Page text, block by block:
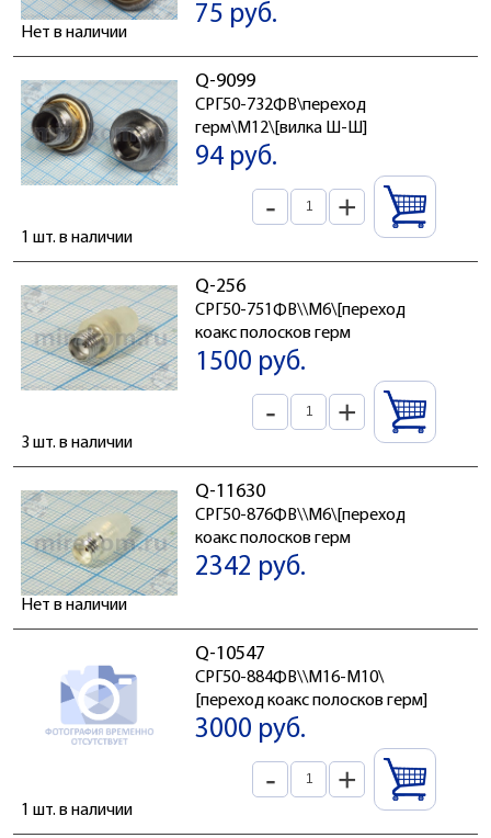
75 руб.
Нет в наличии
Q-9099
СРГ50-732ФВ\переход
герм\М12\[вилка Ш-Ш]
94 руб.
- +
1 шт. в наличии
Q-256
СРГ50-751ФВ\\М6\[переход
коакс полосков герм
1500 руб.
- +
3 шт. в наличии
Q-11630
СРГ50-876ФВ\\M6\[переход
коакс полосков герм
2342 руб.
Нет в наличии
Q-10547
СРГ50-884ФВ\\М16-М10\
[переход коакс полосков герм]
3000 руб.
- +
1 шт. в наличии